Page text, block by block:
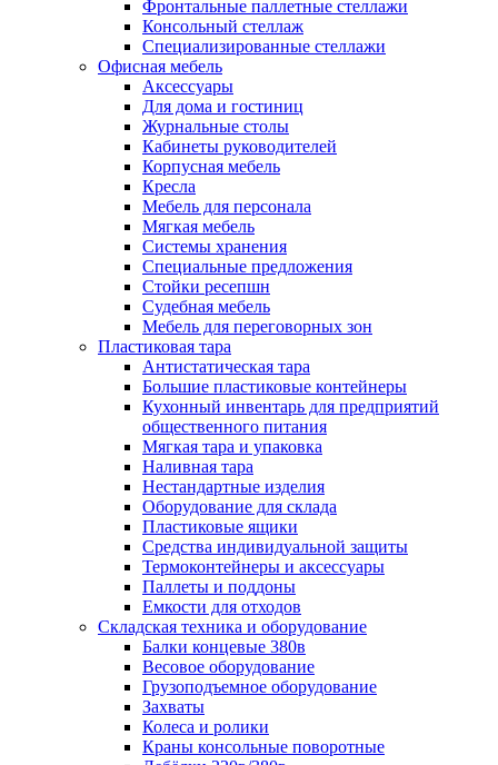
Фронтальные паллетные стеллажи
Консольный стеллаж
Специализированные стеллажи
Офисная мебель
Аксессуары
Для дома и гостиниц
Журнальные столы
Кабинеты руководителей
Корпусная мебель
Кресла
Мебель для персонала
Мягкая мебель
Системы хранения
Специальные предложения
Стойки ресепшн
Судебная мебель
Мебель для переговорных зон
Пластиковая тара
Антистатическая тара
Большие пластиковые контейнеры
Кухонный инвентарь для предприятий
общественного питания
Мягкая тара и упаковка
Наливная тара
Нестандартные изделия
Оборудование для склада
Пластиковые ящики
Средства индивидуальной защиты
Термоконтейнеры и аксессуары
Паллеты и поддоны
Емкости для отходов
Складская техника и оборудование
Балки концевые 380в
Весовое оборудование
Грузоподъемное оборудование
Захваты
Колеса и ролики
Краны консольные поворотные